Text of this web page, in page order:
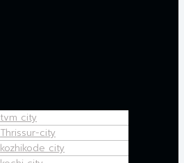
tvm city
Thrissur-city
kozhikode city